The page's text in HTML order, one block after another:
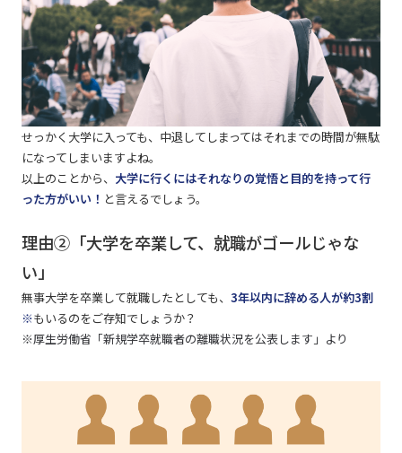
せっかく大学に入っても、中退してしまってはそれまでの時間が無駄
になってしまいますよね。
以上のことから、 大学に行くにはそれなりの覚悟と目的を持って行
った方がいい！ と言えるでしょう。
理由②「大学を卒業して、就職がゴールじゃな
い」
無事大学を卒業して就職したとしても、 3年以内に辞める人が約3割
※もいるのをご存知でしょうか？
※厚生労働省「新規学卒就職者の離職状況を公表します」より